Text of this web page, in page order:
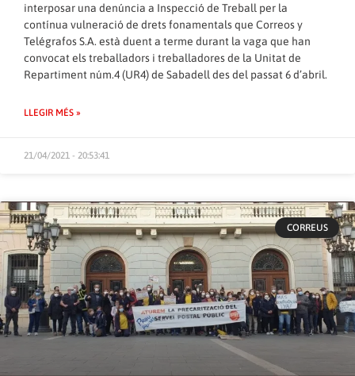
interposar una denúncia a Inspecció de Treball per la
contínua vulneració de drets fonamentals que Correos y
Telégrafos S.A. està duent a terme durant la vaga que han
convocat els treballadors i treballadores de la Unitat de
Repartiment núm.4 (UR4) de Sabadell des del passat 6 d’abril.
LLEGIR MÉS »
21/04/2021 - 20:53:41
CORREUS